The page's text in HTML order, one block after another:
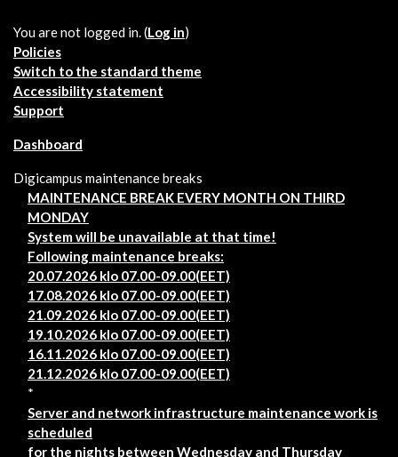
You are not logged in. (Log in)
Policies
Switch to the standard theme
Accessibility statement
Support
Dashboard
Digicampus maintenance breaks
MAINTENANCE BREAK EVERY MONTH ON THIRD
MONDAY
System will be unavailable at that time!
Following maintenance breaks:
20.07.2026 klo 07.00-09.00(EET)
17.08.2026 klo 07.00-09.00(EET)
21.09.2026 klo 07.00-09.00(EET)
19.10.2026 klo 07.00-09.00(EET)
16.11.2026 klo 07.00-09.00(EET)
21.12.2026 klo 07.00-09.00(EET)
*
Server and network infrastructure maintenance work is
scheduled
for the nights between Wednesday and Thursday